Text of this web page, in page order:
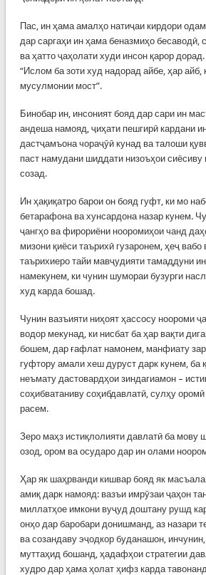
Пас, ин ҳама амалҳо натиҷаи кирдори
дар саргаҳи ин ҳама беназмиҳо бесаводӣ,
ва ҳатто ҷаҳолати худи инсон қарор
“Ислом ба зоти худ надорад айбе, ҳар айб,
мусулмонии мост”.
Бинобар ин, инсоният бояд дар сари ин
андеша намояд, ҷиҳати пешгирӣ кардани
дастҷамъона чораҷӯӣ кунад ва талоши
паст намудани шиддати низоъҳои сиёсиву
созад.
Ин ҳақиқатро барои он бояд гуфт, ки мо
бетарафона ва хунсардона назар кунем.
ҷангҳо ва фирориёни нооромиҳои чанд
мизони қиёси таърихӣ гузаронем, ҳеҷ
таърихиеро тайи мавҷудияти тамаддуни
намекунем, ки чунин шумораи бузурги
худ карда бошад.
Чунин вазъияти ниҳоят ҳассосу ноороми
водор мекунад, ки нисбат ба ҳар вақти
бошем, дар ғафлат намонем, манфиату
гуфтору амали хеш дуруст дарк кунем, ба
неъмату дастовардҳои зиндагиамон –
соҳибватаниву соҳибдавлатӣ, сулҳу
расем.
Зеро маҳз истиқлолияти давлатӣ ба мову
озод, ором ва осударо дар ин олами
Ҳар як шаҳрванди кишвар бояд як
амиқ дарк намояд: вазъи имрӯзаи ҷаҳон
миллатҳое имкони вуҷуд доштану рушд
онҳо дар баробари донишманд, аз назари
ва созандаву эҷодкор буданашон,
муттаҳид бошанд, ҳадафҳои стратегии
худро дар ҳама ҳолат ҳифз карда